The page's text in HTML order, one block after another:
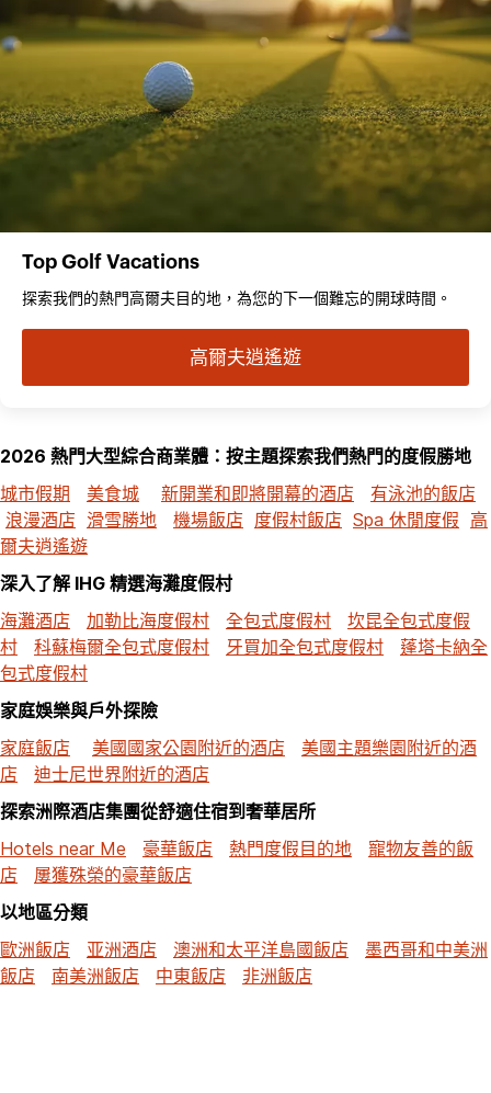
Top Golf Vacations
探索我們的熱門高爾夫目的地，為您的下一個難忘的開球時間。
高爾夫逍遙遊
2026 熱門大型綜合商業體：按主題探索我們熱門的度假勝地
城市假期
美食城 新開業和即將開幕的酒店
有泳池的飯店
浪漫酒店 滑雪勝地 機場飯店 度假村飯店 Spa 休閒度假 高
爾夫逍遙遊
深入了解 IHG 精選海灘度假村
海灘酒店
加勒比海度假村 全包式度假村
坎昆全包式度假
村
科蘇梅爾全包式度假村 牙買加全包式度假村
蓬塔卡納全
包式度假村
家庭娛樂與戶外探險
家庭飯店
美國國家公園附近的酒店
美國主題樂園附近的酒
店
迪士尼世界附近的酒店
探索洲際酒店集團從舒適住宿到奢華居所
Hotels near Me
豪華飯店 熱門度假目的地
寵物友善的飯
店
屢獲殊榮的豪華飯店
以地區分類
歐洲飯店
亚洲酒店 澳洲和太平洋島國飯店
墨西哥和中美洲
飯店
南美洲飯店 中東飯店 非洲飯店